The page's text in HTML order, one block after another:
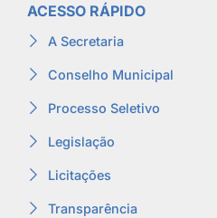
ACESSO RÁPIDO
A Secretaria
Conselho Municipal
Processo Seletivo
Legislação
Licitações
Transparência